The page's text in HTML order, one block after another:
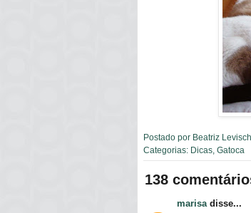
Postado por Beatriz
Categorias: Dicas Gatoca
138
marisa disse...